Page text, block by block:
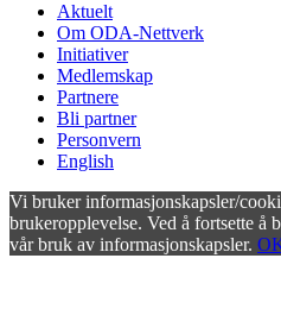
Aktuelt
Om ODA-Nettverk
Initiativer
Medlemskap
Partnere
Bli partner
Personvern
English
Vi bruker informasjonskapsler/
brukeropplevelse. Ved å fortsette å
vår bruk av informasjonskapsler.